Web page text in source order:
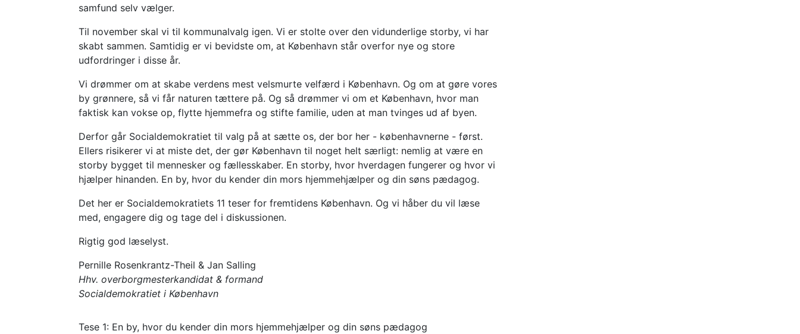
samfund selv vælger.
Til november skal vi til kommunalvalg igen. Vi er stolte over den vidunderlige storby, vi har
skabt sammen. Samtidig er vi bevidste om, at København står overfor nye og store
udfordringer i disse år.
Vi drømmer om at skabe verdens mest velsmurte velfærd i København. Og om at gøre vores
by grønnere, så vi får naturen tættere på. Og så drømmer vi om et København, hvor man
faktisk kan vokse op, flytte hjemmefra og stifte familie, uden at man tvinges ud af byen.
Derfor går Socialdemokratiet til valg på at sætte os, der bor her - københavnerne - først.
Ellers risikerer vi at miste det, der gør København til noget helt særligt: nemlig at være en
storby bygget til mennesker og fællesskaber. En storby, hvor hverdagen fungerer og hvor vi
hjælper hinanden. En by, hvor du kender din mors hjemmehjælper og din søns pædagog.
Det her er Socialdemokratiets 11 teser for fremtidens København. Og vi håber du vil læse
med, engagere dig og tage del i diskussionen.
Rigtig god læselyst.
Pernille Rosenkrantz-Theil & Jan Salling
Hhv. overborgmesterkandidat & formand
Socialdemokratiet i København
Tese 1: En by, hvor du kender din mors hjemmehjælper og din søns pædagog